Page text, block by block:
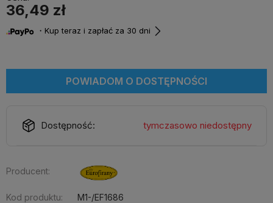
36,49 zł
・Kup teraz i zapłać za 30 dni
POWIADOM O DOSTĘPNOŚCI
Dostępność: tymczasowo niedostępny
Producent:
Kod produktu: M1-/EF1686